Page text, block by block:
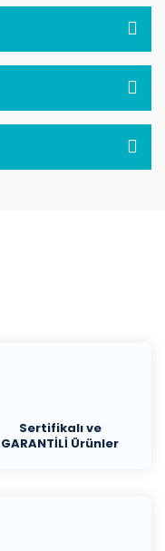
Sertifikalı ve
GARANTİLİ Ürünler